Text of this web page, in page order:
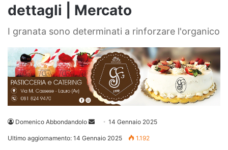
dettagli | Mercato
I granata sono determinati a rinforzare l'organico
Domenico Abbondandolo
Invia 14 Gennaio 2025
Ultimo aggiornamento: 14 Gennaio 2025 1.192